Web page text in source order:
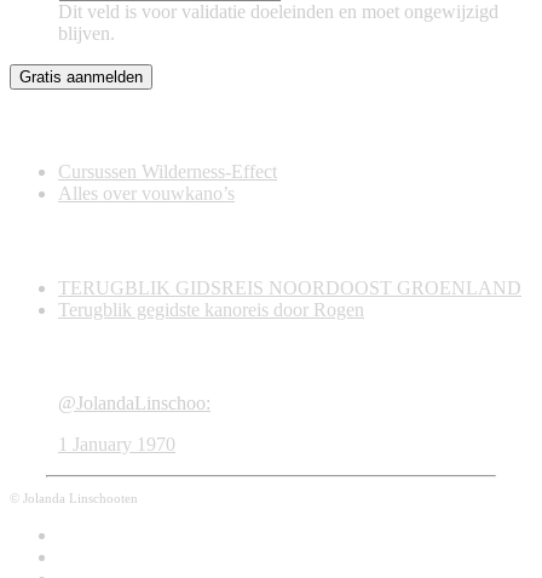
Dit veld is voor validatie doeleinden en moet ongewijzigd
blijven.
Cursussen Wilderness-Effect
Alles over vouwkano’s
TERUGBLIK GIDSREIS NOORDOOST GROENLAND
Terugblik gegidste kanoreis door Rogen
@JolandaLinschoo:
1 January 1970
© Jolanda Linschooten